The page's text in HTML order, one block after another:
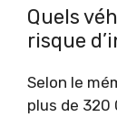
Quels
risque
Selon le
plus de 320